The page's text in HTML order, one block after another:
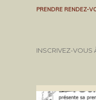
PRENDRE RENDEZ-
INSCRIVEZ-VOUS